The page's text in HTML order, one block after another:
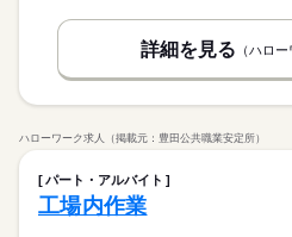
詳細を見る （ハロ
ハローワーク求人（掲載元：豊田公共職業安定所）
パート・アルバイト
工場内作業